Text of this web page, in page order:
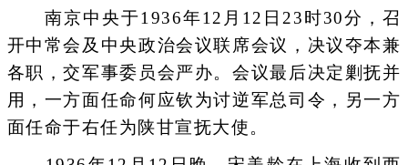
南京中央于1936年12月12日23时30分，召
开中常会及中央政治会议联席会议，决议夺本兼
各职，交军事委员会严办。会议最后决定剿抚并
用，一方面任命何应钦为讨逆军总司令，另一方
面任命于右任为陕甘宣抚大使。